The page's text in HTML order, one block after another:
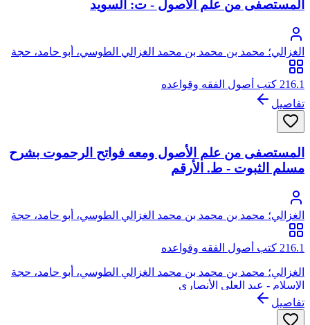
المستصفى من علم الأصول - ت: السويد
الغزالي؛ محمد بن محمد بن محمد الغزالي الطوسي، أبو حامد، حجة
الإسلام
216.1 كتب أصول الفقه وقواعده
تفاصيل
المستصفى من علم الأصول ومعه فواتح الرحموت بشرح
مسلم الثبوت - ط. الأرقم
الغزالي؛ محمد بن محمد بن محمد الغزالي الطوسي، أبو حامد، حجة
الإسلام
216.1 كتب أصول الفقه وقواعده
الغزالي؛ محمد بن محمد بن محمد الغزالي الطوسي، أبو حامد، حجة
الإسلام - عبد العلي الأنصاري
تفاصيل